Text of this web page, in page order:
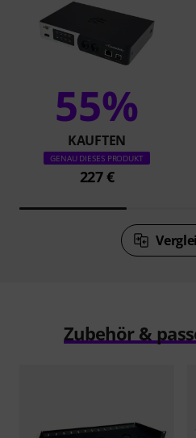
55%
KAUFTEN
GENAU DIESES PRODUKT
227 €
Zubehör &